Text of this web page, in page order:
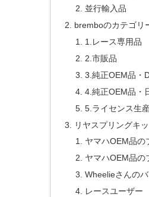
並行輸入品
bremboのカテゴリ
1.レース専用品
2.市販品
3.純正OEM品・
4.純正OEM品・
5.ライセンス生
リヤスプリングキ
ヤマハOEM品
ヤマハOEM品
Wheelieさんの
レースユーザー